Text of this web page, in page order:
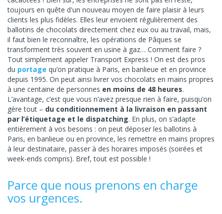
toujours en quête d'un nouveau moyen de faire plaisir à leurs
clients les plus fidèles. Elles leur envoient régulièrement des
ballotins de chocolats directement chez eux ou au travail, mais,
il faut bien le reconnaître, les opérations de Pâques se
transforment très souvent en usine à gaz… Comment faire ?
Tout simplement appeler Transport Express ! On est des pros
du portage qu’on pratique à Paris, en banlieue et en province
depuis 1995. On peut ainsi livrer vos chocolats en mains propres
à une centaine de personnes en moins de 48 heures.
L’avantage, c’est que vous n’avez presque rien à faire, puisqu’on
gère tout – du conditionnement à la livraison en passant
par l’étiquetage et le dispatching. En plus, on s’adapte
entièrement à vos besoins : on peut déposer les ballotins à
Paris, en banlieue ou en province, les remettre en mains propres
à leur destinataire, passer à des horaires imposés (soirées et
week-ends compris). Bref, tout est possible !
Parce que nous prenons en charge
vos urgences.